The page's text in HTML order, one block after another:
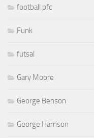
football pfc
Funk
futsal
Gary Moore
George Benson
George Harrison